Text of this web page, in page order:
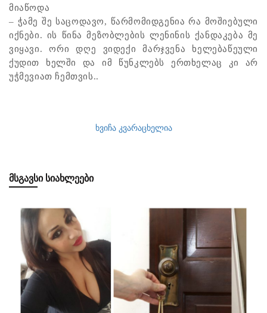
მიაწოდა
– ჭამე შე საცოდავო, წარმომიდგენია რა მოშიებული
იქნები. ის წინა მეზობლების ლენინის ქანდაკება მე
ვიყავი. ორი დღე ვიდექი მარჯვენა ხელებაწეული
ქუდით ხელში და იმ წუნკლებს ერთხელაც კი არ
უჭმევიათ ჩემთვის..
ხვიჩა კვარაცხელია
ᲛᲡᲒᲐᲕᲡᲘ ᲡᲘᲐᲮᲚᲔᲔᲑᲘ